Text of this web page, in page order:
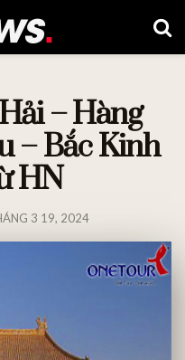
– Hàng
– Bắc Kinh
HN
3 19, 2024